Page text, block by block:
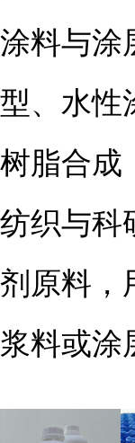
涂料与涂
型、水性
树脂合成
纺织与科
剂原料，
浆料或涂